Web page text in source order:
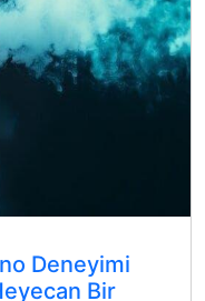
Deneyimi
Bir